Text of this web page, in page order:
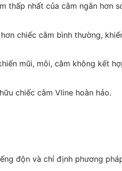
thấp nhất của cằm ngắn hơn
chiếc cằm bình thường,
mũi, môi, cằm không kết
chiếc cằm Vline hoàn hảo.
độn và chỉ định phương